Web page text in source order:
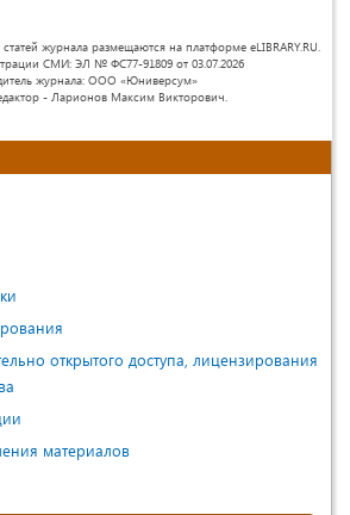
журнала размещаются на платформе eLIBRARY.RU.
СМИ: ЭЛ № ФС77-91809 от 03.07.2026
журнала: ООО «Юниверсум»
- Ларионов Максим Викторович.
открытого доступа, лицензирования
материалов